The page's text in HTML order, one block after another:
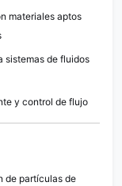
materiales aptos
sistemas de fluidos
y control de flujo
de partículas de